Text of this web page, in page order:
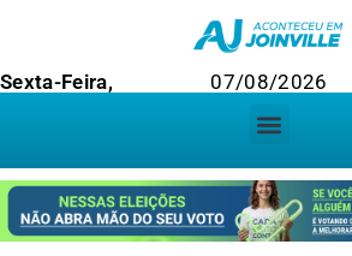
Sexta-Feira, 07/08/2026